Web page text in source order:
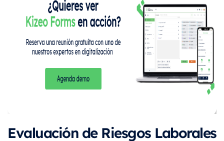
Evaluación de Riesgos Laborales